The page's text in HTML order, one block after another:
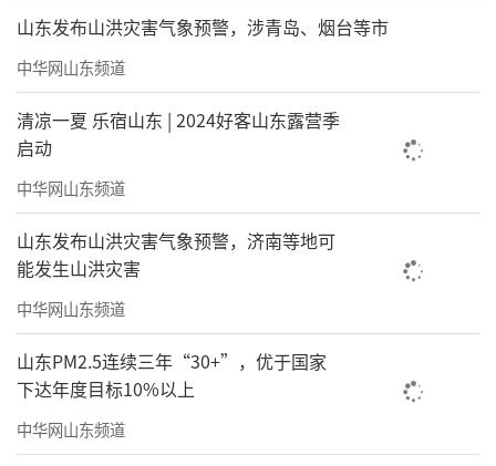
山东发布山洪灾害气象预警，涉青岛、烟台等市
中华网山东频道
清凉一夏 乐宿山东 | 2024好客山东露营季
启动
中华网山东频道
山东发布山洪灾害气象预警，济南等地可
能发生山洪灾害
中华网山东频道
山东PM2.5连续三年“30+”，优于国家
下达年度目标10%以上
中华网山东频道